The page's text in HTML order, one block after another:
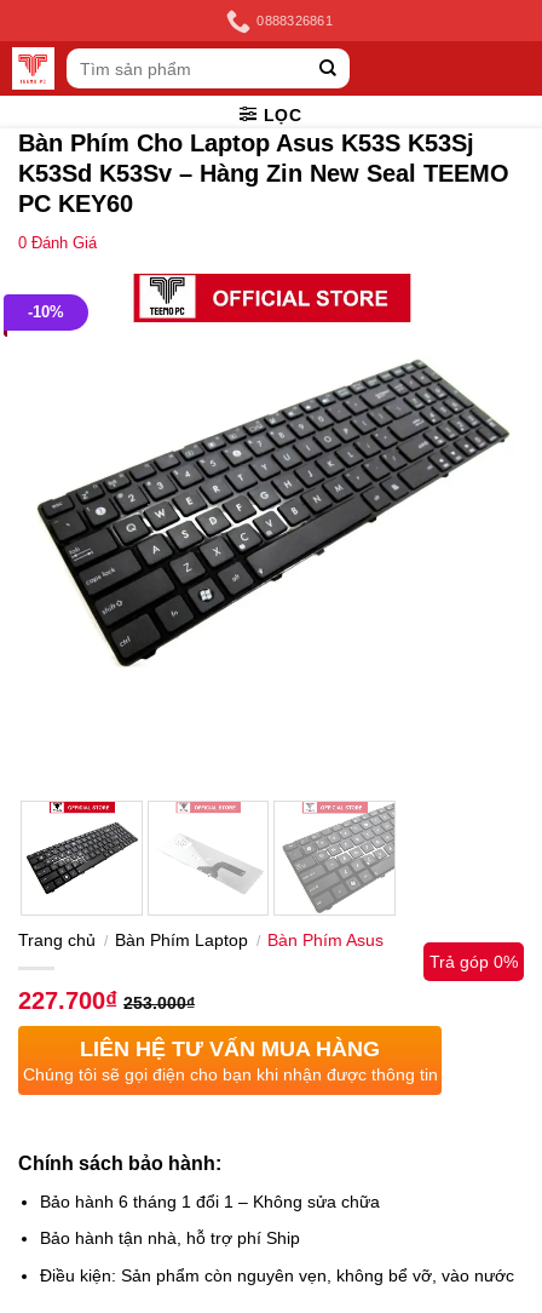
to
content
0888326861
Tìm
kiếm:
LỌC
Bàn Phím Cho Laptop Asus K53S K53Sj
K53Sd K53Sv – Hàng Zin New Seal TEEMO
PC KEY60
0 Đánh Giá
-10%
Trang chủ / Bàn Phím Laptop / Bàn Phím Asus
227.700₫ 253.000₫
Trả góp 0%
LIÊN HỆ TƯ VẤN MUA HÀNG
Chúng tôi sẽ gọi điện cho bạn khi nhận được thông tin
Chính sách bảo hành:
Bảo hành 6 tháng 1 đổi 1 – Không sửa chữa
Bảo hành tận nhà, hỗ trợ phí Ship
Điều kiện: Sản phẩm còn nguyên vẹn, không bể vỡ, vào nước